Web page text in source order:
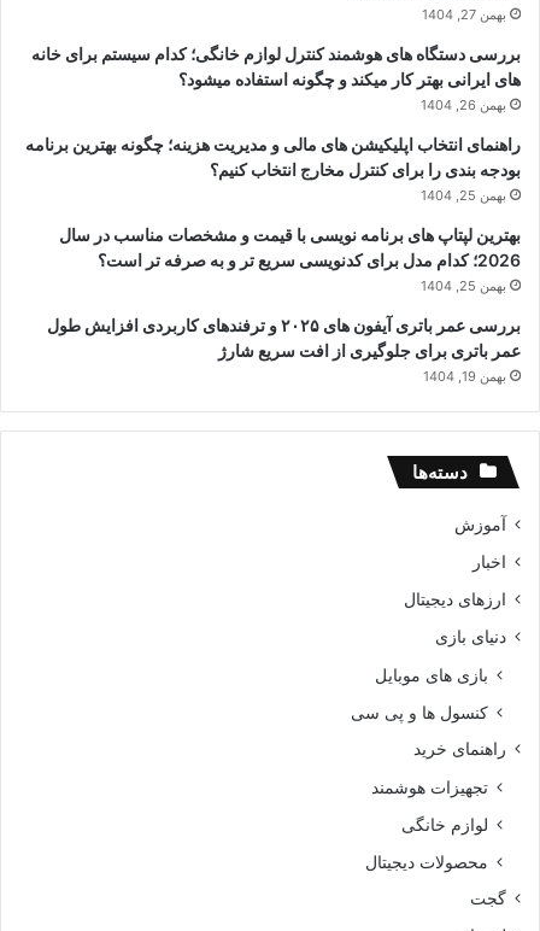
بهمن 27, 1404
بررسی دستگاه های هوشمند کنترل لوازم خانگی؛ کدام سیستم برای خانه
های ایرانی بهتر کار میکند و چگونه استفاده میشود؟
بهمن 26, 1404
راهنمای انتخاب اپلیکیشن های مالی و مدیریت هزینه؛ چگونه بهترین برنامه
بودجه بندی را برای کنترل مخارج انتخاب کنیم؟
بهمن 25, 1404
بهترین لپتاپ های برنامه نویسی با قیمت و مشخصات مناسب در سال
2026؛ کدام مدل برای کدنویسی سریع تر و به صرفه تر است؟
بهمن 25, 1404
بررسی عمر باتری آیفون های ۲۰۲۵ و ترفندهای کاربردی افزایش طول
عمر باتری برای جلوگیری از افت سریع شارژ
بهمن 19, 1404
دسته‌ها
آموزش
اخبار
ارزهای دیجیتال
دنیای بازی
بازی های موبایل
کنسول ها و پی سی
راهنمای خرید
تجهیزات هوشمند
لوازم خانگی
محصولات دیجیتال
گجت